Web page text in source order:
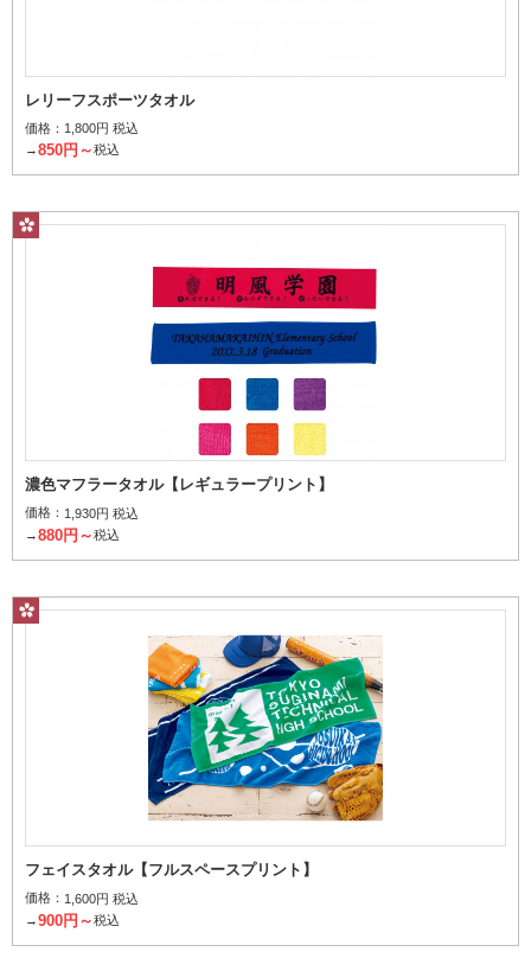
レリーフスポーツタオル
価格： 1,800円 税込
→850円～税込
濃色マフラータオル【レギュラープリント】
価格： 1,930円 税込
→880円～税込
フェイスタオル【フルスペースプリント】
価格： 1,600円 税込
→900円～税込